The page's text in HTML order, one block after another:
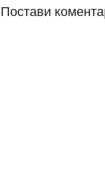
Постави